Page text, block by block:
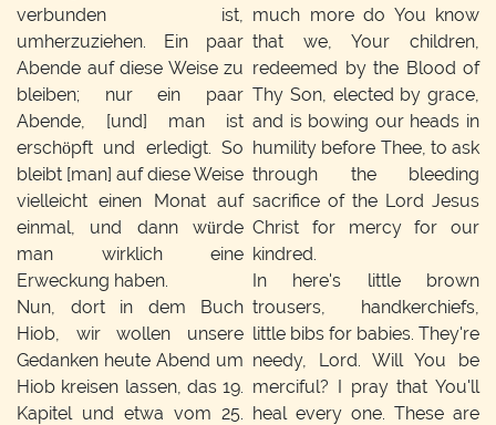
verbunden ist,
umherzuziehen. Ein paar
Abende auf diese Weise zu
bleiben; nur ein paar
Abende, [und] man ist
erschöpft und erledigt. So
bleibt [man] auf diese Weise
vielleicht einen Monat auf
einmal, und dann würde
man wirklich eine
Erweckung haben.
Nun, dort in dem Buch
Hiob, wir wollen unsere
Gedanken heute Abend um
Hiob kreisen lassen, das 19.
Kapitel und etwa vom 25.
much more do You know
that we, Your children,
redeemed by the Blood of
Thy Son, elected by grace,
and is bowing our heads in
humility before Thee, to ask
through the bleeding
sacrifice of the Lord Jesus
Christ for mercy for our
kindred.
In here's little brown
trousers, handkerchiefs,
little bibs for babies. They're
needy, Lord. Will You be
merciful? I pray that You'll
heal every one. These are